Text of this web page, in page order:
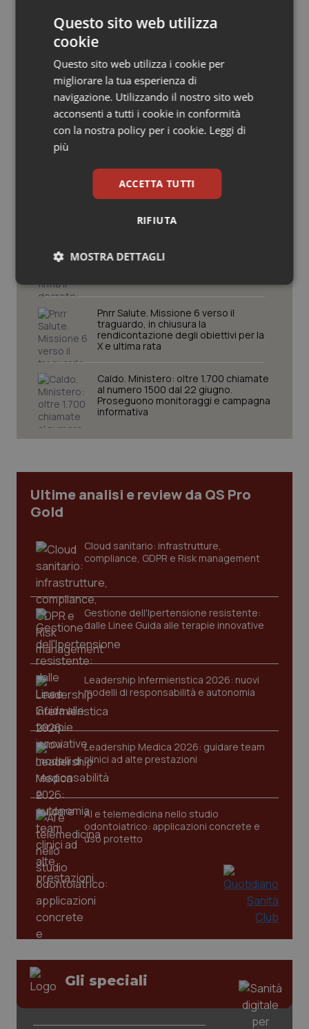
Salute orale & impianti
Sangue & coagulazione
Tiroide
Tumore al seno
Tumori del Polmone & Testa Collo
Ulcera & Reflusso
Vaccini
Potrebbe interessarti in
Governo e Parlamento
smaltire le scorte Covid, le liste
d’attesa tornano al Siveas e il
prenotazione passa ad Agenas. Saltano l’aumento
delle tariffe ospedaliere e la proroga dei gettonisti
27.000 posti per Medicina, 3.000 in
Pnrr Salute. Missione 6 verso il
traguardo, in chiusura la
rendicontazione degli obiettivi per la
X e ultima rata
Caldo. Ministero: oltre 1.700 chiamate
al numero 1500 dal 22 giugno.
Proseguono monitoraggi e campagna
informativa
Ultime analisi e review da QS Pro
Gold
Cloud sanitario: infrastrutture,
compliance, GDPR e Risk management
Gestione dell'Ipertensione resistente:
dalle Linee Guida alle terapie innovative
Leadership Infermieristica 2026: nuovi
modelli di responsabilità e autonomia
Leadership Medica 2026: guidare team
clinici ad alte prestazioni
AI e telemedicina nello studio
odontoiatrico: applicazioni concrete e
uso protetto
Gli speciali
Questo sito web utilizza
cookie
Questo sito web utilizza i cookie per
migliorare la tua esperienza di
navigazione. Utilizzando il nostro sito web
acconsenti a tutti i cookie in conformità
con la nostra policy per i cookie. Leggi di
più
ACCETTA TUTTI
RIFIUTA
MOSTRA DETTAGLI
Necessari Statistici Marketing
Necessari Statistici Marketing
I cookie necessari contribuiscono a rendere fruibile il
sito web abilitandone funzionalità di base quali la
navigazione sulle pagine e l'accesso alle aree
protette del sito. Il sito web non è in grado di
Nome
Fornitore/Dominio
VISITOR_PRIVACY_METADATA
YouTube
CookieScriptConsent
tracking-enable
www.quotidianosanita.it
session-id